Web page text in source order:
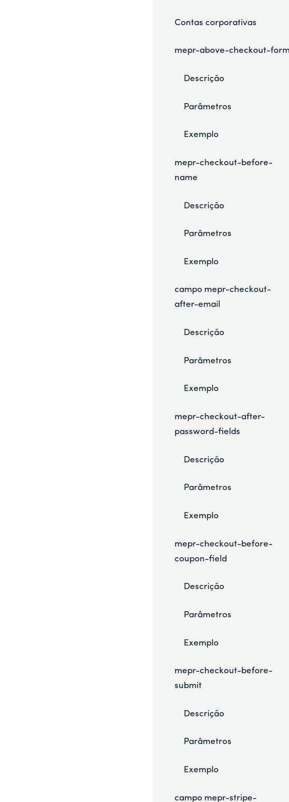
Contas corporativas
mepr-above-checkout-
Descrição
Parâmetros
Exemplo
mepr-checkout-before-
name
Descrição
Parâmetros
Exemplo
campo mepr-checkout-
after-email
Descrição
Parâmetros
Exemplo
mepr-checkout-after-
password-fields
Descrição
Parâmetros
Exemplo
mepr-checkout-before-
coupon-field
Descrição
Parâmetros
Exemplo
mepr-checkout-before-
submit
Descrição
Parâmetros
Exemplo
campo mepr-stripe-